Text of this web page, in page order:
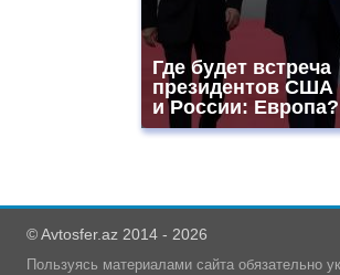
Где будет встреча
президентов США
и России: Европа?
© Avtosfer.az 2014 - 2026
Пользуясь материалами сайта обязательно